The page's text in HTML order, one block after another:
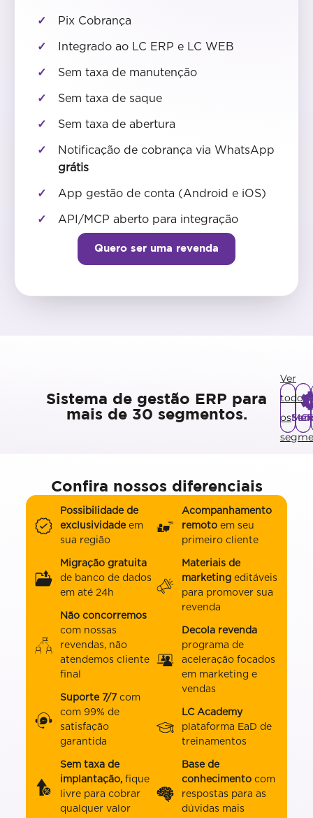
Pix Cobrança
Integrado ao LC ERP e LC WEB
Sem taxa de manutenção
Sem taxa de saque
Sem taxa de abertura
Notificação de cobrança via WhatsApp
grátis
App gestão de conta (Android e iOS)
API/MCP aberto para integração
Quero ser uma revenda
Sistema de gestão ERP para
mais de 30 segmentos.
Ver
todos
os
Possibilidade de
exclusividadeem
sua região
Migração gratuita
de banco de dados
em até 24h
Não concorremos
com nossas
revendas, não
atendemos cliente
final
Suporte 7/7 com
com 99% de
satisfação
garantida
Sem taxa de
implantação, fique
livre para cobrar
qualquer valor
Acompanhamento
remoto em seu
primeiro cliente
Materiais de
marketing editáveis
para promover sua
revenda
Decola revenda
programa de
aceleração focados
em marketing e
vendas
LC Academy
plataforma EaD de
treinamentos
Base de
conhecimento com
respostas para as
dúvidas mais
Confira nossos diferenciais